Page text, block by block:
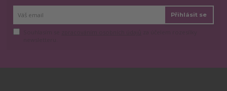
Přihlásit se